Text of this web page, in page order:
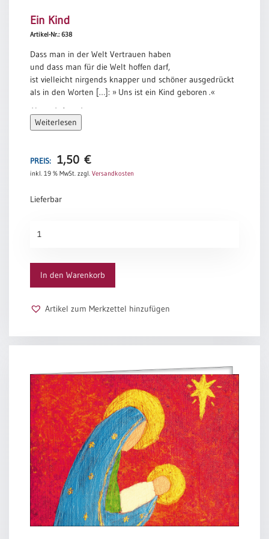
Ein Kind
Artikel-Nr.: 638
Dass man in der Welt Vertrauen haben
und dass man für die Welt hoffen darf,
ist vielleicht nirgends knapper und schöner ausgedrückt
als in den Worten […]: » Uns ist ein Kind geboren .«
Hannah Arendt
Weiterlesen
PREIS: 1,50 €
inkl. 19 % MwSt. zzgl. Versandkosten
Lieferbar
Kind
In den Warenkorb
Artikel zum Merkzettel hinzufügen